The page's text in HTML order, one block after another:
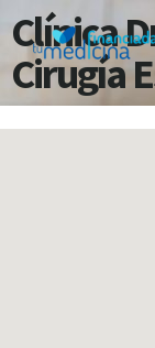
Clínica
Cirugía